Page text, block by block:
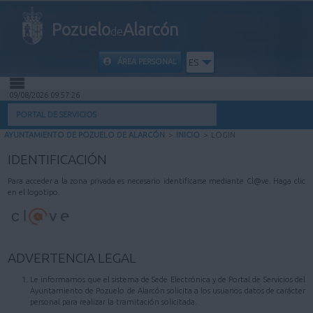
PozuelodeAlarcón
ÁREA PERSONAL ES
INICIO
MI CARPETA
INFORMACIÓN MUNICIPAL
AYUDA
09/08/2026 09:57:26
PORTAL DE SERVICIOS
AYUNTAMIENTO DE POZUELO DE ALARCÓN > INICIO > LOGIN
IDENTIFICACIÓN
Para acceder a la zona privada es necesario identificarse mediante Cl@ve. Haga clic
en el logotipo.
ADVERTENCIA LEGAL
Le informamos que el sistema de Sede Electrónica y de Portal de Servicios del
Ayuntamiento de Pozuelo de Alarcón solicita a los usuarios datos de carácter
personal para realizar la tramitación solicitada.